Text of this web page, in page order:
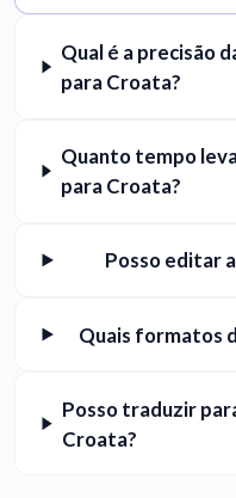
Qual é a precisão
para Croata?
Quanto tempo
para Croata?
Posso editar
Quais formatos
Posso traduzir
Croata?